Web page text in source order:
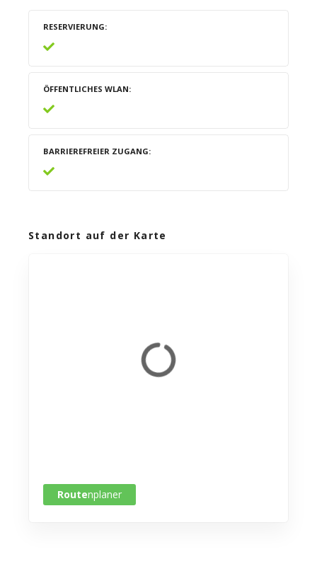
RESERVIERUNG
ÖFFENTLICHES WLAN
BARRIEREFREIER ZUGANG
Standort auf der Karte
Routenplaner